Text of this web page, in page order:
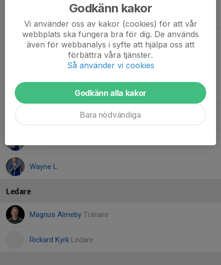
Elmer S.
Wayne L.
Ledare
Magnus Almeby Tränare
Rickard Kyrk Ledare
Godkänn kakor
Vi använder oss av kakor (cookies) för att vår
webbplats ska fungera bra för dig. De används
även för webbanalys i syfte att hjälpa oss att
förbättra våra tjänster.
Så använder vi cookies
Godkänn alla kakor
Bara nödvändiga